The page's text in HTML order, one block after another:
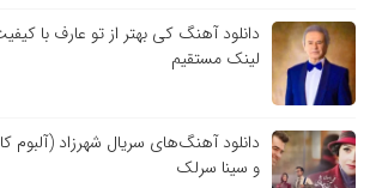
دانلود آهنگ کی بهتر از تو عارف با
لینک مستقیم
دانلود آهنگ‌های سریال شهرزاد
و سینا سرلک